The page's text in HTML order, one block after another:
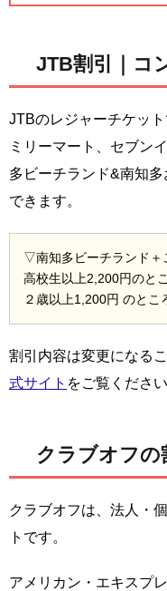
JTB割引｜コ
JTBのレジャーチケッ
ミリーマート、セブン
多ビーチランド&南知
できます。
▽南知多ビーチランド＋
高校生以上2,200円のと
２歳以上1,200円 のとこ
割引内容は変更になる
式サイト をご覧ください
クラブオフの
クラブオフは、法人・
トです。
アメリカン・エキスプ